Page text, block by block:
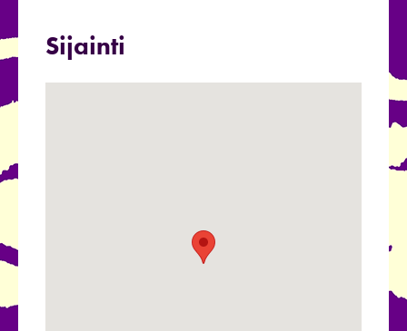
Sijainti